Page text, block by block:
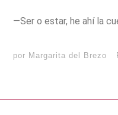
—Ser o estar, he ahí la
por Margarita del Brezo